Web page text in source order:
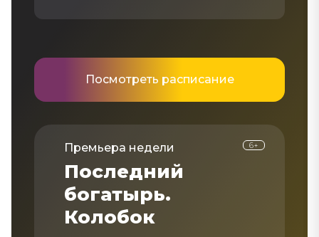
Посмотреть расписание
6+
Премьера недели
Последний
богатырь.
Колобок